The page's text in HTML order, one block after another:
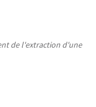
de l'extraction d'une